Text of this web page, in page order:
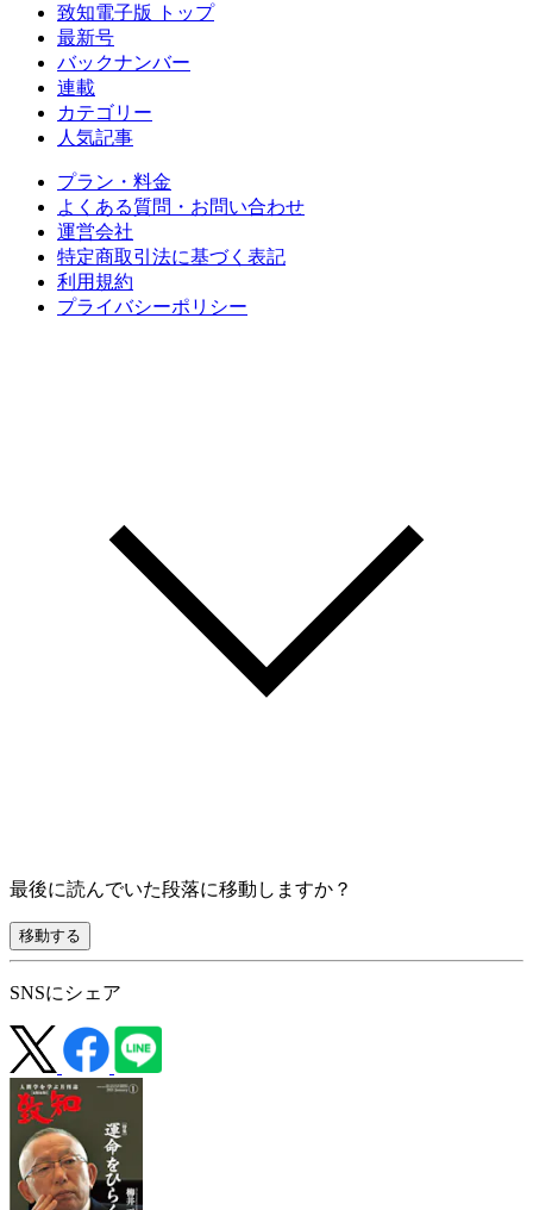
致知電子版 トップ
最新号
バックナンバー
連載
カテゴリー
人気記事
プラン・料金
よくある質問・お問い合わせ
運営会社
特定商取引法に基づく表記
利用規約
プライバシーポリシー
最後に読んでいた段落に移動しますか？
移動する
SNSにシェア